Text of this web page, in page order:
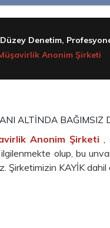
Denetim,
Anonim Şirketi
ALTİNDA
Anonim Şirketi ,
olup, bu
Şirketimizin KAYİK dahil